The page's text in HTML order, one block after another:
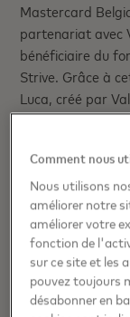
Mastercard
partenariat avec
bénéficiaire du
Strive. Grâce à
Luca, créé par
l’ensemble des
Comment nous
Nous utilisons
améliorer notre
améliorer votre
fonction de
sur ce site et les
pouvez toujours
désabonner en